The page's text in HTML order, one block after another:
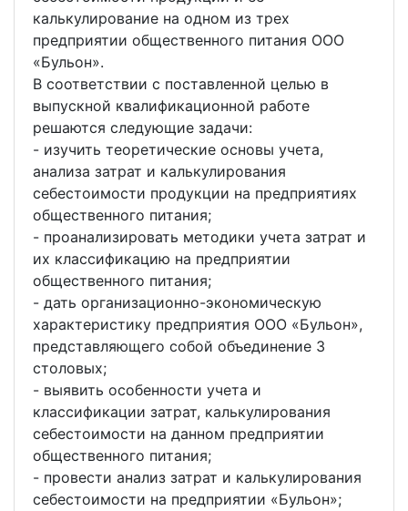
калькулирование на одном из трех
предприятии общественного питания ООО
«Бульон».
В соответствии с поставленной целью в
выпускной квалификационной работе
решаются следующие задачи:
- изучить теоретические основы учета,
анализа затрат и калькулирования
себестоимости продукции на предприятиях
общественного питания;
- проанализировать методики учета затрат и
их классификацию на предприятии
общественного питания;
- дать организационно-экономическую
характеристику предприятия ООО «Бульон»,
представляющего собой объединение 3
столовых;
- выявить особенности учета и
классификации затрат, калькулирования
себестоимости на данном предприятии
общественного питания;
- провести анализ затрат и калькулирования
себестоимости на предприятии «Бульон»;